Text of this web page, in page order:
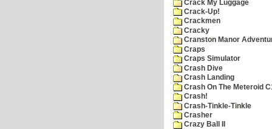
Crack My Luggage
Crack-Up!
Crackmen
Cracky
Cranston Manor
Craps
Craps Simulator
Crash Dive
Crash Landing
Crash On The Meteroid
Crash!
Crash-Tinkle-Tinkle
Crasher
Crazy Ball II